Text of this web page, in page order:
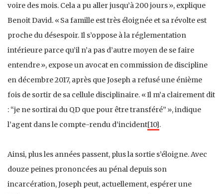
voire des mois. Cela a pu aller jusqu’à 200 jours », explique
Benoit David. « Sa famille est très éloignée et sa révolte est
proche du désespoir. Il s’oppose à la réglementation
intérieure parce qu’il n’a pas d’autre moyen de se faire
entendre », expose un avocat en commission de discipline
en décembre 2017, après que Joseph a refusé une énième
fois de sortir de sa cellule disciplinaire. « Il m’a clairement dit
: “je ne sortirai du QD que pour être transféré” », indique
l’agent dans le compte-rendu d’incident[10].
Ainsi, plus les années passent, plus la sortie s’éloigne. Avec
douze peines prononcées au pénal depuis son
incarcération, Joseph peut, actuellement, espérer une